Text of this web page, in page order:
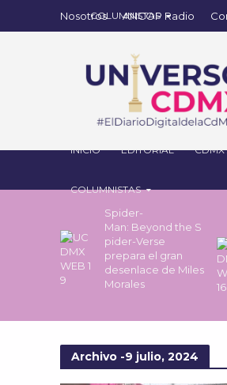
Nosotros ANCOP Radio
INICIO EDITORIAL CDMX
COLUMNISTAS
Spider-
Man: Beyond the S
pider-Verse
prepara el gran
desenlace de Miles
Morales
Archivo -9 julio, 2024